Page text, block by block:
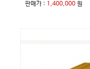
판매가 : 1,400,000 원